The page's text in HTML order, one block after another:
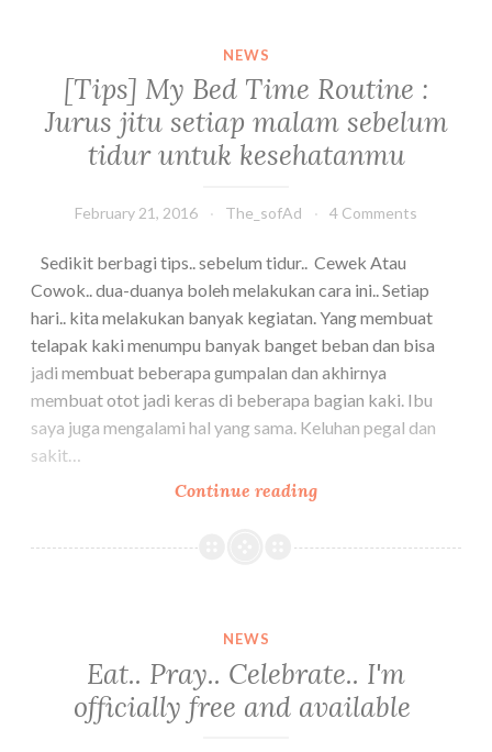
–
Wait
at
NEWS
[Tips] My Bed Time Routine :
Jurus jitu setiap malam sebelum
tidur untuk kesehatanmu
February 21, 2016 The_sofAd 4 Comments
Sedikit berbagi tips.. sebelum tidur.. Cewek Atau
Cowok.. dua-duanya boleh melakukan cara ini.. Setiap
hari.. kita melakukan banyak kegiatan. Yang membuat
telapak kaki menumpu banyak banget beban dan bisa
jadi membuat beberapa gumpalan dan akhirnya
membuat otot jadi keras di beberapa bagian kaki. Ibu
saya juga mengalami hal yang sama. Keluhan pegal dan
sakit…
Continue reading[Tips]
Bed
jitu
setiap
NEWS
Eat.. Pray.. Celebrate.. I'm
officially free and available